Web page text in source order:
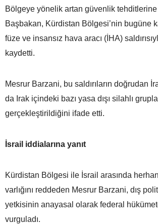
Bölgeye yönelik artan güvenlik
Başbakan, Kürdistan Bölgesi’nin bugüne
füze ve insansız hava aracı (İHA)
kaydetti.
Mesrur Barzani, bu saldırıların doğrudan
da Irak içindeki bazı yasa dışı silahlı
gerçekleştirildiğini ifade etti.
İsrail iddialarına yanıt
Kürdistan Bölgesi ile İsrail arasında
varlığını reddeden Mesrur Barzani, dış
yetkisinin anayasal olarak federal
vurguladı.